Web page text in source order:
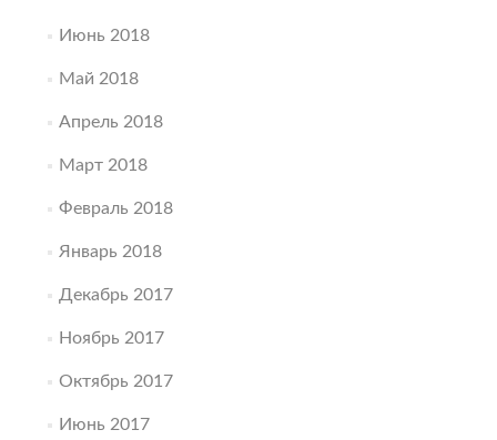
Июнь 2018
Май 2018
Апрель 2018
Март 2018
Февраль 2018
Январь 2018
Декабрь 2017
Ноябрь 2017
Октябрь 2017
Июнь 2017